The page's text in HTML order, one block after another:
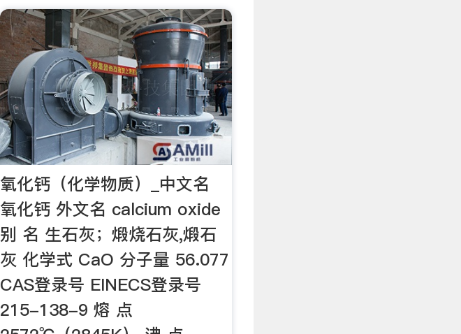
氧化钙（化学物质）_中文名
氧化钙 外文名 calcium oxide
别 名 生石灰；煅烧石灰,煅石
灰 化学式 CaO 分子量 56.077
CAS登录号 EINECS登录号
215-138-9 熔 点